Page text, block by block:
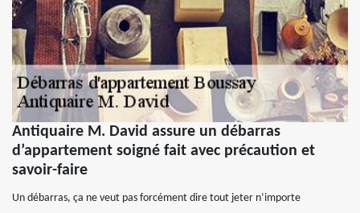
Antiquaire M. David assure un débarras
d’appartement soigné fait avec précaution et
savoir-faire
Un débarras, ça ne veut pas forcément dire tout jeter n’importe